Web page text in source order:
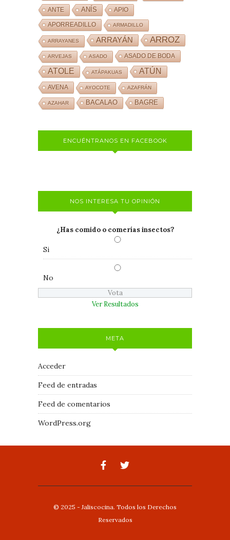
ANTE ANÍS APIO
APORREADILLO ARMADILLO
ARRAYANES ARRAYÁN ARROZ
ARVEJAS ASADO ASADO DE BODA
ATOLE ATÁPAKUAS ATÚN
AVENA AYOCOTE AZAFRÁN
AZAHAR BACALAO BAGRE
ENCUÉNTRANOS EN FACEBOOK
NOS INTERESA TU OPINIÓN
¿Has comido o comerías insectos?
Si
No
Ver Resultados
META
Acceder
Feed de entradas
Feed de comentarios
WordPress.org
© 2025 - Jaliscocina. Todos los Derechos
Reservados